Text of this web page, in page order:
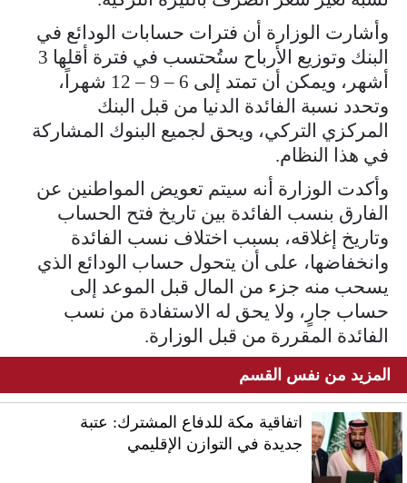
وأشارت الوزارة أن فترات حسابات الودائع في
البنك وتوزيع الأرباح ستُحتسب في فترة أقلها 3
أشهر، ويمكن أن تمتد إلى 6 – 9 – 12 شهراً،
وتحدد نسبة الفائدة الدنيا من قبل البنك
المركزي التركي، ويحق لجميع البنوك المشاركة
في هذا النظام.
وأكدت الوزارة أنه سيتم تعويض المواطنين عن
الفارق بنسب الفائدة بين تاريخ فتح الحساب
وتاريخ إغلاقه، بسبب اختلاف نسب الفائدة
وانخفاضها، على أن يتحول حساب الودائع الذي
يسحب منه جزء من المال قبل الموعد إلى
حساب جارٍ، ولا يحق له الاستفادة من نسب
الفائدة المقررة من قبل الوزارة.
المزيد من نفس القسم
اتفاقية مكة للدفاع المشترك: عتبة
جديدة في التوازن الإقليمي